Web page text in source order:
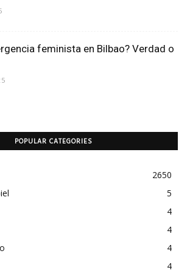
feminista en Bilbao? Verdad o
POPULAR CATEGORIES
2650
5
4
4
4
4